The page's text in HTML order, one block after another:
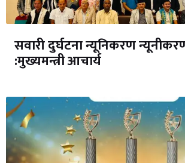
सवारी दुर्घटना न्यूनिकरण
:मुख्यमन्त्री आचार्य